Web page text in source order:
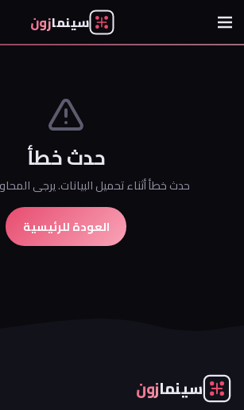
سينمازون
حدث خطأ
حدث خطأ أثناء تحميل البيانات. يرجى
العودة للرئيسية
سينمازون